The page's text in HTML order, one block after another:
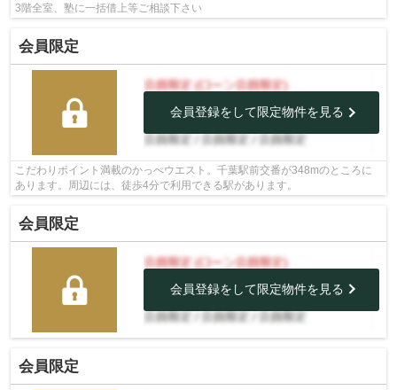
3階全室、塾に一括借上等ご相談下さい
会員限定
会員登録をして限定物件を見る
こだわりポイント満載のかっぺウエスト。千葉駅前交番が348mのところに
あります。周辺には、徒歩4分で利用できる駅があります。
会員限定
会員登録をして限定物件を見る
会員限定